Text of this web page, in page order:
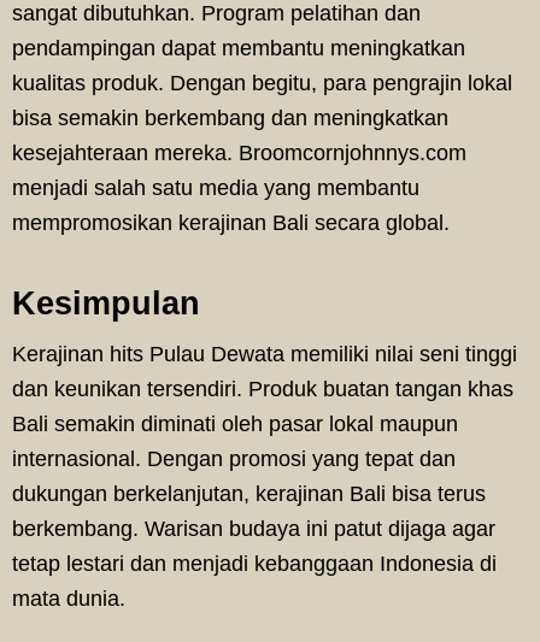
sangat dibutuhkan. Program pelatihan dan
pendampingan dapat membantu meningkatkan
kualitas produk. Dengan begitu, para pengrajin lokal
bisa semakin berkembang dan meningkatkan
kesejahteraan mereka. Broomcornjohnnys.com
menjadi salah satu media yang membantu
mempromosikan kerajinan Bali secara global.
Kesimpulan
Kerajinan hits Pulau Dewata memiliki nilai seni tinggi
dan keunikan tersendiri. Produk buatan tangan khas
Bali semakin diminati oleh pasar lokal maupun
internasional. Dengan promosi yang tepat dan
dukungan berkelanjutan, kerajinan Bali bisa terus
berkembang. Warisan budaya ini patut dijaga agar
tetap lestari dan menjadi kebanggaan Indonesia di
mata dunia.